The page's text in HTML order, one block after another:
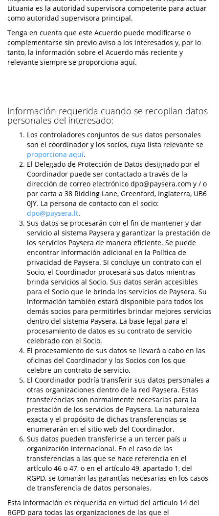
Lituania es la autoridad supervisora competente para actuar
como autoridad supervisora principal.
Tenga en cuenta que este Acuerdo puede modificarse o
complementarse sin previo aviso a los interesados y, por lo
tanto, la información sobre el Acuerdo más reciente y
relevante siempre se proporciona aquí.
Información requerida cuando se recopilan datos
personales del interesado:
Los controladores conjuntos de sus datos personales
son el coordinador y los socios, cuya lista relevante se
proporciona aquí.
El Delegado de Protección de Datos designado por el
Coordinador puede ser contactado a través de la
dirección de correo electrónico dpo@paysera.com y / o
por carta a 38 Ridding Lane, Greenford, Inglaterra, UB6
0JY. La persona de contacto con el socio:
dpo@paysera.lt.
Sus datos se procesarán con el fin de mantener y dar
servicio al sistema Paysera y garantizar la prestación de
los servicios Paysera de manera eficiente. Se puede
encontrar información adicional en la Política de
privacidad de Paysera. Si concluye un contrato con el
Socio, el Coordinador procesará sus datos mientras
brinda servicios al Socio. Sus datos serán accesibles
para el Socio que le brinda los servicios de Paysera. Su
información también estará disponible para todos los
demás socios para permitirles brindar mejores servicios
dentro del sistema Paysera. La base legal para el
procesamiento de datos es su contrato de servicio
celebrado con el Socio.
El procesamiento de sus datos se llevará a cabo en las
oficinas del Coordinador y los Socios con los que
celebre un contrato de servicio.
El Coordinador podría transferir sus datos personales a
otras organizaciones dentro de la red Paysera. Estas
transferencias son normalmente necesarias para la
prestación de los servicios de Paysera. La naturaleza
exacta y el propósito de dichas transferencias se
enumerarán en el sitio web del Coordinador.
Sus datos pueden transferirse a un tercer país u
organización internacional. En el caso de las
transferencias a las que se hace referencia en el
artículo 46 o 47, o en el artículo 49, apartado 1, del
RGPD, se tomarán las garantías necesarias en los casos
de transferencia de datos personales.
Esta información es requerida en virtud del artículo 14 del
RGPD para todas las organizaciones de las que el